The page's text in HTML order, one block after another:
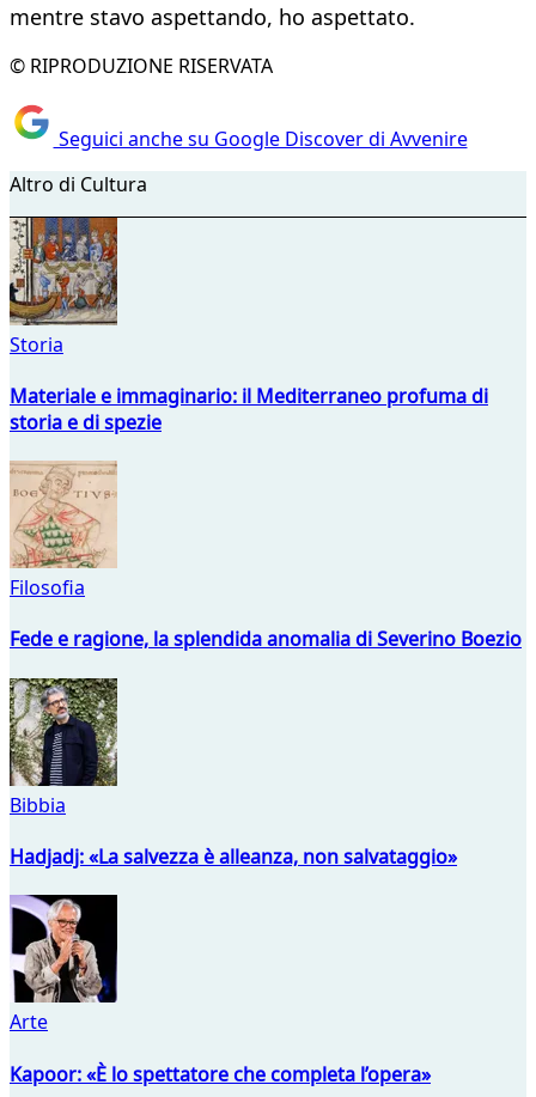
mentre stavo aspettando, ho aspettato.
© RIPRODUZIONE RISERVATA
Seguici anche su Google Discover di Avvenire
Altro di Cultura
Storia
Materiale e immaginario: il Mediterraneo profuma di
storia e di spezie
Filosofia
Fede e ragione, la splendida anomalia di Severino Boezio
Bibbia
Hadjadj: «La salvezza è alleanza, non salvataggio»
Arte
Kapoor: «È lo spettatore che completa l’opera»